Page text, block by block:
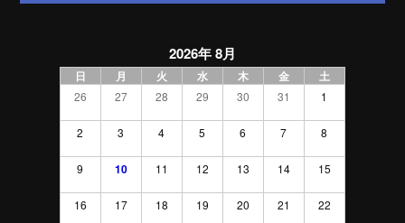
2026年 8月
日 月 火 水 木 金 土
26 27 28 29 30 31 1
2 3 4 5 6 7 8
9 10 11 12 13 14 15
16 17 18 19 20 21 22